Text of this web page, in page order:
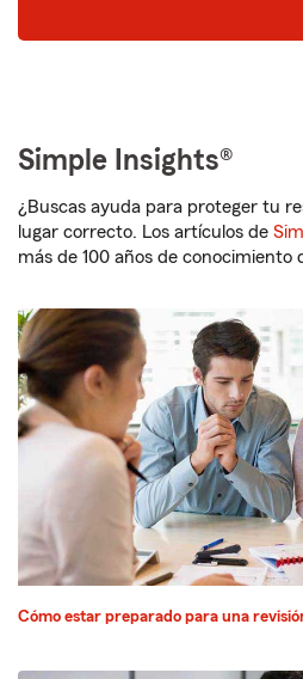
Simple Insights®
¿Buscas ayuda para proteger tu
lugar correcto. Los artículos de
más de 100 años de conocimiento
Cómo estar preparado para una